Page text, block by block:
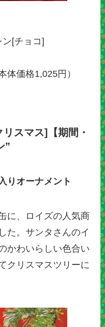
[チョコ]
価格1,025円）
スマス]【期間・
”
りオーナメント
に、ロイズの人気商
た。サンタさんのイ
かわいらしい色合い
クリスマスツリーに